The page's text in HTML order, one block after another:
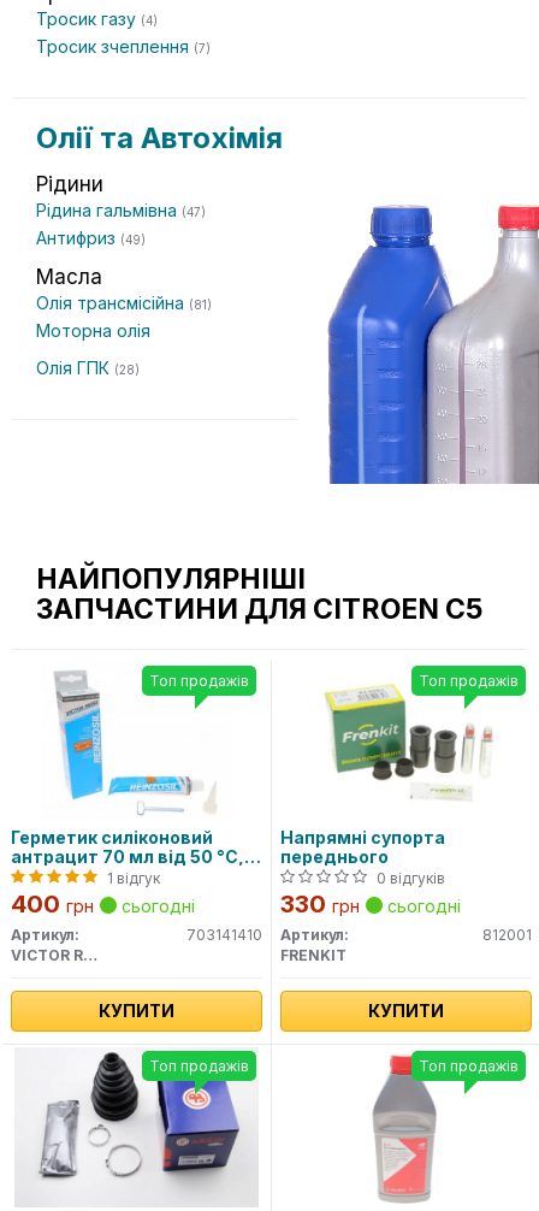
Тросик газу (4)
Тросик зчеплення (7)
Олії та Автохімія
Рідини
Рідина гальмівна (47)
Антифриз (49)
Масла
Олія трансмісійна (81)
Моторна олія
Олія ГПК (28)
НАЙПОПУЛЯРНІШІ
ЗАПЧАСТИНИ ДЛЯ CITROEN C5
Герметик силіконовий
антрацит 70 мл від 50 °C,
до 320 °C 1 відгук
400 грн сьогодні
Артикул:
703141410
VICTOR REINZ
КУПИТИ
Топ продажів
Напрямні супорта
переднього
0 відгуків
330 грн сьогодні
Артикул:
812001
FRENKIT
КУПИТИ
Топ продажів
Топ продажів Топ продажів